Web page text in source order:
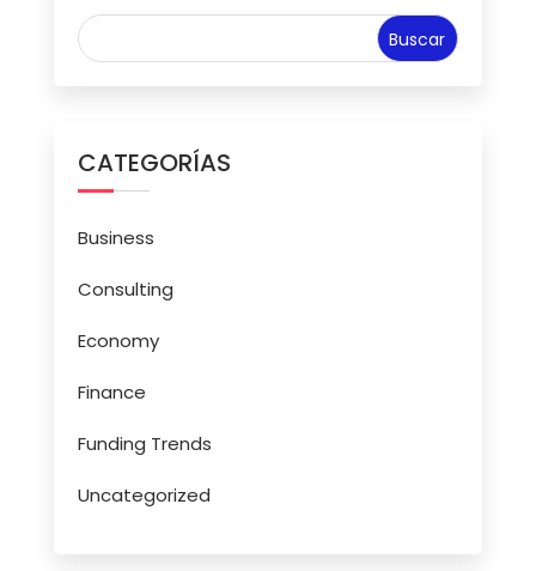
CATEGORÍAS
Business
Consulting
Economy
Finance
Funding Trends
Uncategorized